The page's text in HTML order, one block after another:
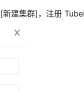
[新建集群] ，注册